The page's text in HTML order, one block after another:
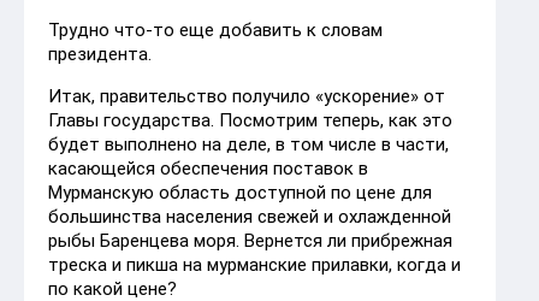
Трудно что-то еще добавить к словам
президента.
Итак, правительство получило «ускорение» от
Главы государства. Посмотрим теперь, как это
будет выполнено на деле, в том числе в части,
касающейся обеспечения поставок в
Мурманскую область доступной по цене для
большинства населения свежей и охлажденной
рыбы Баренцева моря. Вернется ли прибрежная
треска и пикша на мурманские прилавки, когда и
по какой цене?